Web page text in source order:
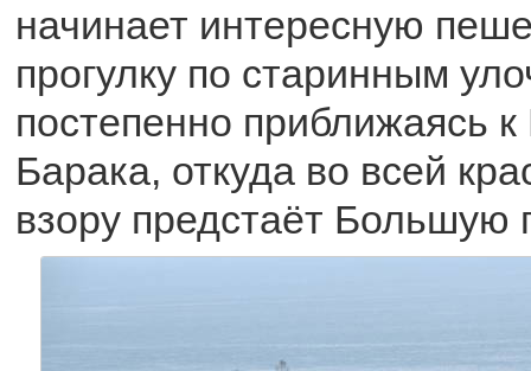
начинает интересную
прогулку по старинным
постепенно приближаясь
Барака, откуда во всей
взору предстаёт Большую